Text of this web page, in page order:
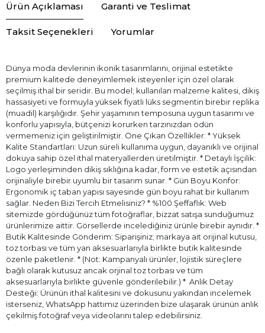
Ürün Açıklaması Garanti ve Teslimat
Taksit Seçenekleri Yorumlar
Dünya moda devlerinin ikonik tasarımlarını, orijinal estetikte
premium kalitede deneyimlemek isteyenler için özel olarak
seçilmiş ithal bir seridir. Bu model; kullanılan malzeme kalitesi, dikiş
hassasiyeti ve formuyla yüksek fiyatlı lüks segmentin birebir replika
(muadil) karşılığıdır. Şehir yaşamının temposuna uygun tasarımı ve
konforlu yapısıyla, bütçenizi korurken tarzınızdan ödün
vermemeniz için geliştirilmiştir. Öne Çıkan Özellikler: * Yüksek
Kalite Standartları: Uzun süreli kullanıma uygun, dayanıklı ve orijinal
dokuya sahip özel ithal materyallerden üretilmiştir. * Detaylı İşçilik:
Logo yerleşiminden dikiş sıklığına kadar, form ve estetik açısından
orijinaliyle birebir uyumlu bir tasarım sunar. * Gün Boyu Konfor:
Ergonomik iç taban yapısı sayesinde gün boyu rahat bir kullanım
sağlar. Neden Bizi Tercih Etmelisiniz? * %100 Şeffaflık: Web
sitemizde gördüğünüz tüm fotoğraflar, bizzat satışa sunduğumuz
ürünlerimize aittir. Görsellerde incelediğiniz ürünle birebir aynıdır. *
Butik Kalitesinde Gönderim: Siparişiniz; markaya ait orijinal kutusu,
toz torbası ve tüm yan aksesuarlarıyla birlikte butik kalitesinde
özenle paketlenir. * (Not: Kampanyalı ürünler, lojistik süreçlere
bağlı olarak kutusuz ancak orjinal toz torbası ve tüm
aksesuarlarıyla birlikte güvenle gönderilebilir.) * ⁠ Anlık Detay
Desteği: Ürünün ithal kalitesini ve dokusunu yakından incelemek
isterseniz, WhatsApp hattımız üzerinden bize ulaşarak ürünün anlık
çekilmiş fotoğraf veya videolarını talep edebilirsiniz.